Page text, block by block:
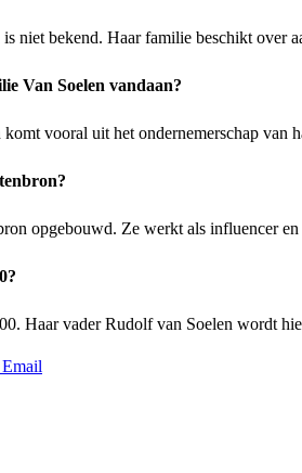
niet bekend. Haar familie beschikt
Van Soelen vandaan?
vooral uit het ondernemerschap
opgebouwd. Ze werkt als influencer
Haar vader Rudolf van Soelen wordt
Email